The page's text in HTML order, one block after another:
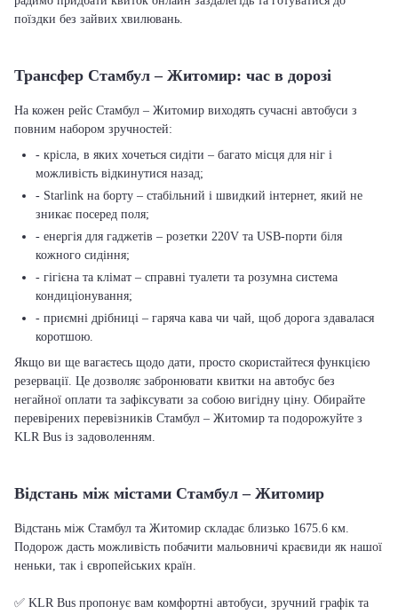
поїздки без зайвих хвилювань.
Трансфер Стамбул – Житомир: час в дорозі
На кожен рейс Стамбул – Житомир виходять сучасні автобуси з
повним набором зручностей:
- крісла, в яких хочеться сидіти – багато місця для ніг і
можливість відкинутися назад;
- Starlink на борту – стабільний і швидкий інтернет, який не
зникає посеред поля;
- енергія для гаджетів – розетки 220V та USB-порти біля
кожного сидіння;
- гігієна та клімат – справні туалети та розумна система
кондиціонування;
- приємні дрібниці – гаряча кава чи чай, щоб дорога здавалася
коротшою.
Якщо ви ще вагаєтесь щодо дати, просто скористайтеся функцією
резервації. Це дозволяє забронювати квитки на автобус без
негайної оплати та зафіксувати за собою вигідну ціну. Обирайте
перевірених перевізників Стамбул – Житомир та подорожуйте з
KLR Bus із задоволенням.
Відстань між містами Стамбул – Житомир
Відстань між Стамбул та Житомир складає близько 1675.6 км.
Подорож дасть можливість побачити мальовничі краєвиди як нашої
неньки, так і європейських країн.
✅ KLR Bus пропонує вам комфортні автобуси, зручний графік та